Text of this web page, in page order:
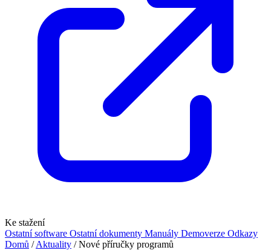
Ke stažení
Ostatní software Ostatní dokumenty Manuály Demoverze Odkazy
Domů / Aktuality / Nové příručky programů